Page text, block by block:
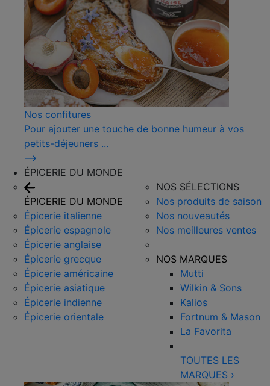
Nos confitures
Pour ajouter une touche de bonne humeur à vos
petits-déjeuners ...
⟶
ÉPICERIE DU MONDE
ÉPICERIE DU MONDE
Épicerie italienne
Épicerie espagnole
Épicerie anglaise
Épicerie grecque
Épicerie américaine
Épicerie asiatique
Épicerie indienne
Épicerie orientale
NOS SÉLECTIONS
Nos produits de saison
Nos nouveautés
Nos meilleures ventes
NOS MARQUES
Mutti
Wilkin & Sons
Kalios
Fortnum & Mason
La Favorita
TOUTES LES
MARQUES ›